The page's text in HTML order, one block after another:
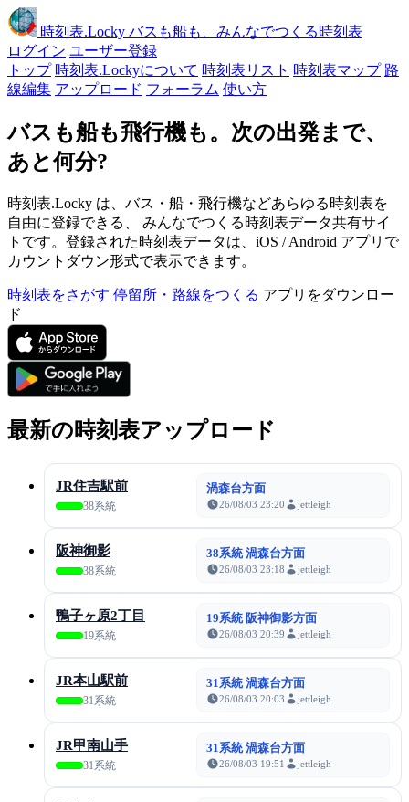
時刻表.Locky バスも船も、みんなでつくる時刻表
ログイン ユーザー登録
トップ 時刻表.Lockyについて 時刻表リスト 時刻表マップ 路
線編集 アップロード フォーラム 使い方
バスも船も飛行機も。次の出発まで、
あと何分?
時刻表.Locky は、バス・船・飛行機などあらゆる時刻表を
自由に登録できる、 みんなでつくる時刻表データ共有サイ
トです。登録された時刻表データは、iOS / Android アプリで
カウントダウン形式で表示できます。
時刻表をさがす 停留所・路線をつくる アプリをダウンロー
ド
最新の時刻表アップロード
JR住吉駅前
38系統
渦森台方面
26/08/03 23:20 jettleigh
阪神御影
38系統
38系統 渦森台方面
26/08/03 23:18 jettleigh
鴨子ヶ原2丁目
19系統
19系統 阪神御影方面
26/08/03 20:39 jettleigh
JR本山駅前
31系統
31系統 渦森台方面
26/08/03 20:03 jettleigh
JR甲南山手
31系統
31系統 渦森台方面
26/08/03 19:51 jettleigh